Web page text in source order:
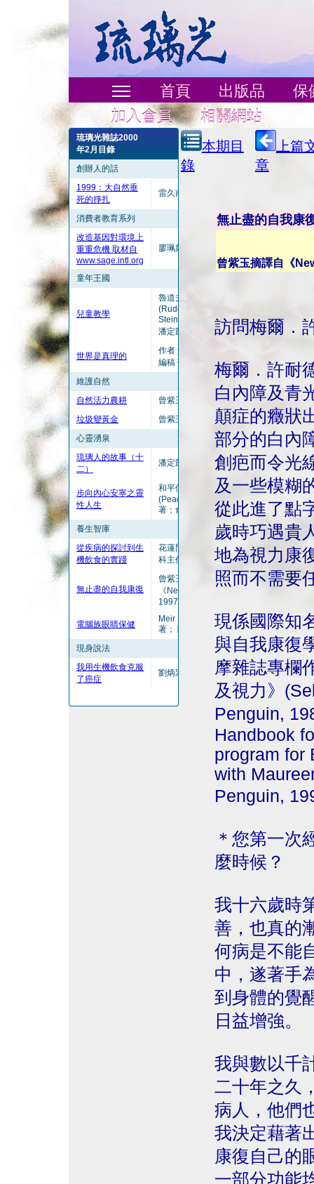
首頁 出版品
保
加入會員
相關網站
琉璃光雜誌2000
年2月目錄
創辦人的話
1999：大自然垂
死的掙扎
雷久南
消費者教育系列
改造基因對環境上
重重危機 取材自
www.sage.intl.org
廖珮如譯
童年王國
兒童教學
魯道夫‧史丹勒
(Rudolf
Steiner)主講；
潘定凱譯
世界是真理的
作者 黃曉星；
編稿 張俐
維護自然
自然活力農耕
曾紫玉
垃圾變黃金
曾紫玉
心靈湧泉
琉璃人的故事（十
二）
潘定凱
步向內心安寧之靈
性人生
和平使者
(Peace Pilgrim)
著；俞靜靜譯
養生智庫
從疾病的探討到生
機飲食的實踐
花蓮門諾醫院外
科主任 蔡慶豐
無止盡的自我康復
曾紫玉摘譯自
《Newsletter》,
1997, Feb
電腦族眼睛保健
Meir Schneider
著； 陳瀅譯
現身說法
我用生機飲食克服
了癌症
劉炳宏
本期目
錄
上篇
章
無止盡的自我康
曾紫玉摘譯自《
訪問梅爾．
梅爾．許耐
白內障及青
顛症的癥狀
部分的白內
創疤而令光
及一些模糊
從此進了點
歲時巧遇貴
地為視力康
照而不需要
現係國際知
與自我康復
摩雜誌專欄
及視力》
Penguin,
Handbook
program for
with
Penguin,
＊您第一次
麼時候？
我十六歲時
善，也真的
何病是不能
中，遂著手
到身體的覺
日益增強。
我與數以千
二十年之久
病人，他們
我決定藉著
康復自己的
一部分功能